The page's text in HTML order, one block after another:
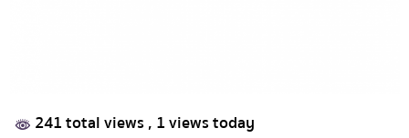
241 total views, 1 views today